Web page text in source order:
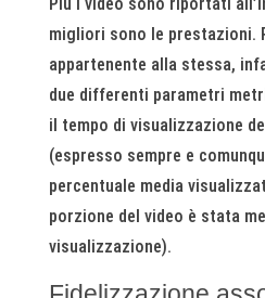
Più i video sono riportati
migliori sono le prestazioni.
appartenente alla stessa,
due differenti parametri
il tempo di visualizzazione
(espresso sempre e
percentuale media
porzione del video è stata
visualizzazione).